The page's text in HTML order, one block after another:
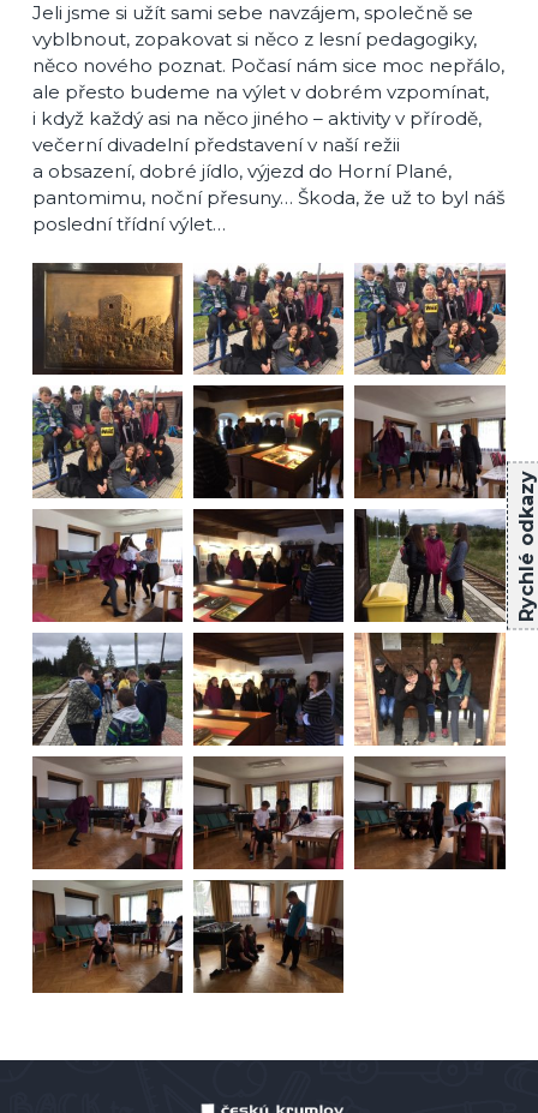
Rychlé odkazy
Jeli jsme si užít sami sebe navzájem, společně se
vyblbnout, zopakovat si něco z lesní pedagogiky,
něco nového poznat. Počasí nám sice moc nepřálo,
ale přesto budeme na výlet v dobrém vzpomínat,
i když každý asi na něco jiného – aktivity v přírodě,
večerní divadelní představení v naší režii
a obsazení, dobré jídlo, výjezd do Horní Plané,
pantomimu, noční přesuny… Škoda, že už to byl náš
poslední třídní výlet…